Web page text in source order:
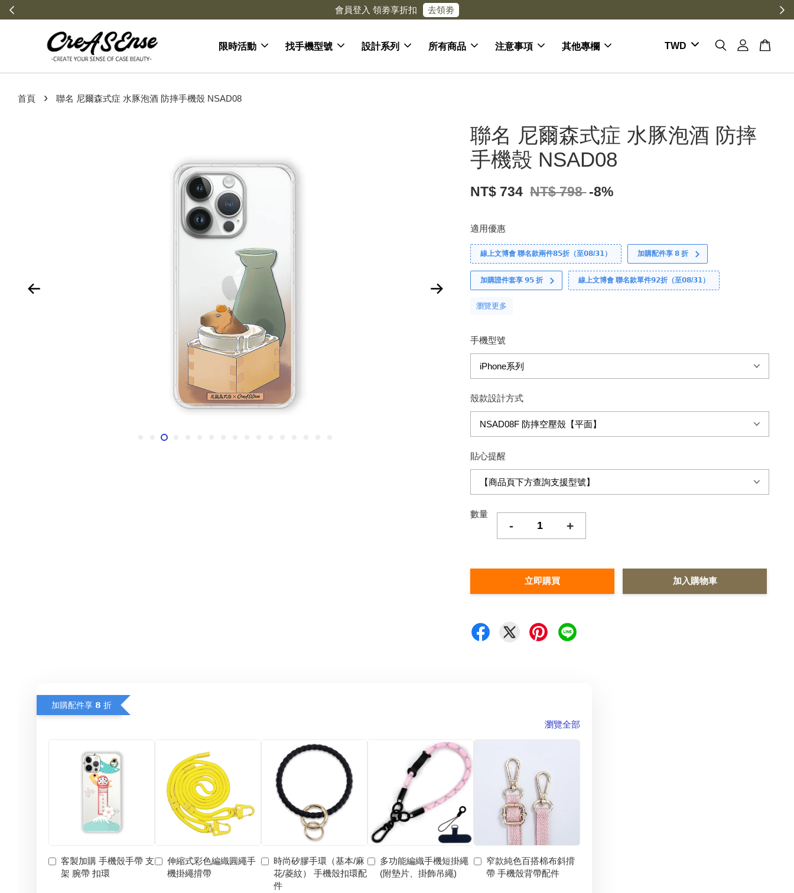
會員登入 領劵享折扣 去領劵
限時活動 找手機型號 設計系列 所有商品 注意事項 其他專欄
首頁 › 聯名 尼爾森式症 水豚泡酒 防摔手機殼 NSAD08
聯名 尼爾森式症 水豚泡酒 防摔
手機殼 NSAD08
NT$ 734 NT$ 798 -8%
適用優惠
線上文博會 聯名款兩件𝟴𝟱折（至𝟬𝟴/𝟯𝟭） 加購配件享 𝟴 折
加購證件套享 𝟵𝟱 折 線上文博會 聯名款單件𝟵𝟮折（至𝟬𝟴/𝟯𝟭）
瀏覽更多
手機型號
殼款設計方式
貼心提醒
數量
- +
立即購買 加入購物車
加購配件享 𝟴 折
瀏覽全部
客製加購 手機殼手帶 支
架 腕帶 扣環
伸縮式彩色編織圓繩手
機掛繩揹帶
時尚矽膠手環（基本/麻
花/菱紋） 手機殼扣環配
件
多功能編織手機短掛繩
(附墊片、掛飾吊繩)
窄款純色百搭棉布斜揹
帶 手機殼背帶配件